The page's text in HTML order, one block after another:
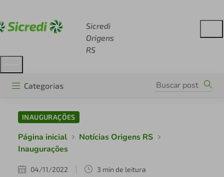
Sicredi
Origens
RS
Categorias
INAUGURAÇÕES
Página inicial
Notícias Origens RS
Inaugurações
04/11/2022 3 min de leitura